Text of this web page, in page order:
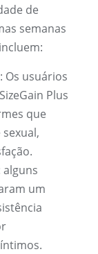
de
semanas
: Os usuários
Plus
que
alguns
um